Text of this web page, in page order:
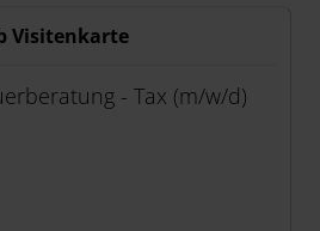
Visitenkarte
- Tax (m/w/d)